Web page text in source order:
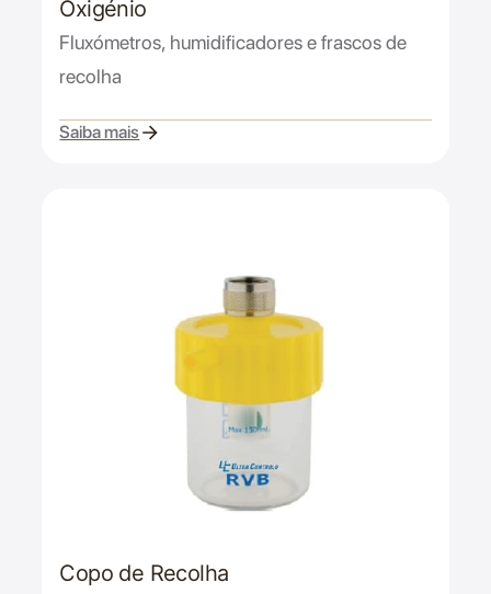
Oxigénio
Fluxómetros, humidificadores e frascos de
recolha
Saiba mais
Copo de Recolha